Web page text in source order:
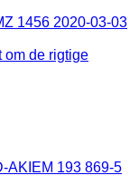
1456 2020-03-03
om de rigtige
AKIEM 193 869-5